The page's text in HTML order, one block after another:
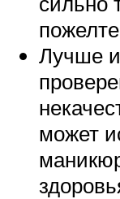
Лучше
может